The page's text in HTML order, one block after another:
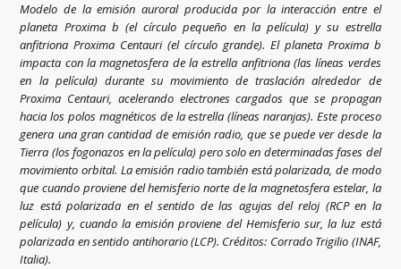
Modelo de la emisión auroral producida por la interacción entre el
planeta Proxima b (el círculo pequeño en la película) y su estrella
anfitriona Proxima Centauri (el círculo grande). El planeta Proxima b
impacta con la magnetosfera de la estrella anfitriona (las líneas verdes
en la película) durante su movimiento de traslación alrededor de
Proxima Centauri, acelerando electrones cargados que se propagan
hacia los polos magnéticos de la estrella (líneas naranjas). Este proceso
genera una gran cantidad de emisión radio, que se puede ver desde la
Tierra (los fogonazos en la película) pero solo en determinadas fases del
movimiento orbital. La emisión radio también está polarizada, de modo
que cuando proviene del hemisferio norte de la magnetosfera estelar, la
luz está polarizada en el sentido de las agujas del reloj (RCP en la
película) y, cuando la emisión proviene del Hemisferio sur, la luz está
polarizada en sentido antihorario (LCP). Créditos: Corrado Trigilio (INAF,
Italia).